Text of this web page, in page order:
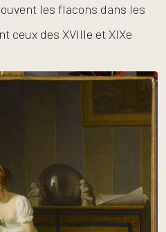
les flacons dans les
ceux des XVIIIe et XIXe